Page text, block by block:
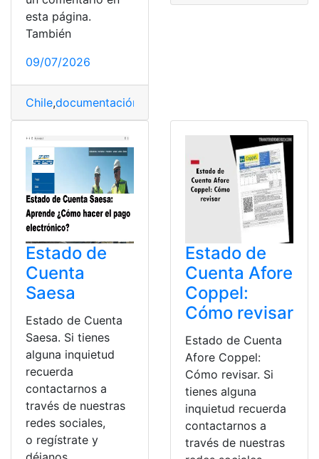
esta página.
También
09/07/2026
Chile,documentación
Estado de
Cuenta
Saesa
Estado de Cuenta
Saesa. Si tienes
alguna inquietud
recuerda
contactarnos a
través de nuestras
redes sociales,
o regístrate y
Estado de
Cuenta Afore
Coppel:
Cómo revisar
Estado de Cuenta
Afore Coppel:
Cómo revisar. Si
tienes alguna
inquietud recuerda
contactarnos a
través de nuestras